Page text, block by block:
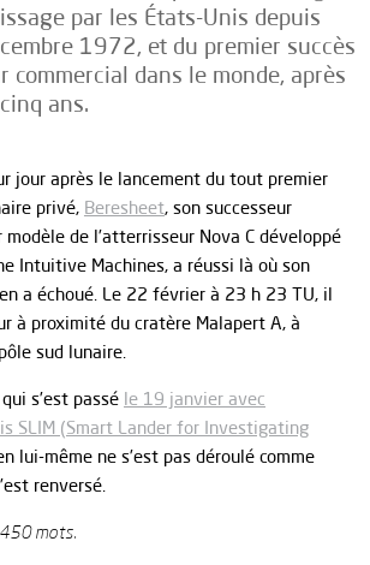
par les États-Unis depuis
1972, et du premier succès
commercial dans le monde, après
ans.
jour après le lancement du tout premier
privé, Beresheet, son successeur
modèle de l’atterrisseur Nova C développé
Intuitive Machines, a réussi là où son
a échoué. Le 22 février à 23 h 23 TU, il
à proximité du cratère Malapert A, à
sud lunaire.
s’est passé le 19 janvier avec
SLIM (Smart Lander for Investigating
lui-même ne s’est pas déroulé comme
renversé.
mots.